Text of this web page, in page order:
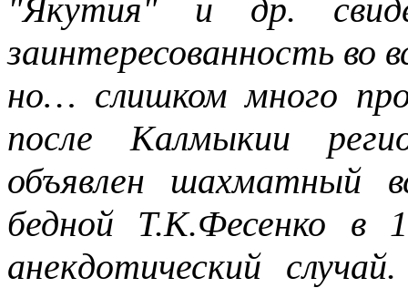
"Якутия" и др.
заинтересованность во
но… слишком много
после Калмыкии
объявлен шахматный
бедной Т.К.Фесенко в
анекдотический